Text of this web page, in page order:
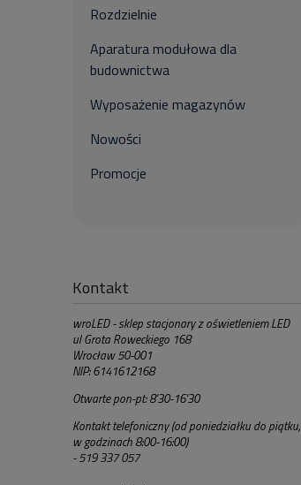
Rozdzielnie
Aparatura modułowa dla
budownictwa
Wyposażenie magazynów
Nowości
Promocje
Kontakt
wroLED - sklep stacjonary z oświetleniem LED
ul Grota Roweckiego 168
Wrocław 50-001
NIP: 6141612168
Otwarte pon-pt: 8'30-16'30
Kontakt telefoniczny (od poniedziałku do piątku,
w godzinach 8:00-16:00)
- 519 337 057